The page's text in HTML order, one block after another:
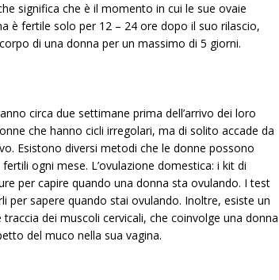
significa che è il momento in cui le sue ovaie
è fertile solo per 12 – 24 ore dopo il suo rilascio,
di una donna per un massimo di 5 giorni.
circa due settimane prima dell’arrivo dei loro
che hanno cicli irregolari, ma di solito accade da
Esistono diversi metodi che le donne possono
ogni mese. L’ovulazione domestica: i kit di
per capire quando una donna sta ovulando. I test
per sapere quando stai ovulando. Inoltre, esiste un
dei muscoli cervicali, che coinvolge una donna
del muco nella sua vagina.